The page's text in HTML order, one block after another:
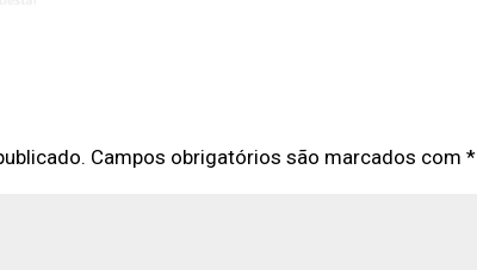
Campos obrigatórios são marcados com*